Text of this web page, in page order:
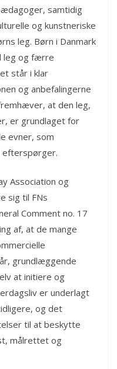
samtidig
og kunstneriske
leg. Børn i Danmark
leg og færre
står i klar
og anbefalingerne
at den leg,
er grundlaget for
evner, som
efterspørger.
Association og
sig til FNs
Comment no. 17
af, at de mange
grundlæggende
at initiere og
er underlagt
og det
til at beskytte
målrettet og